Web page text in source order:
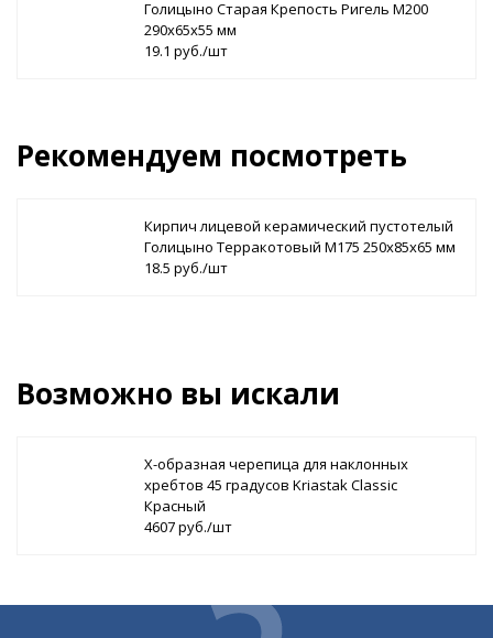
Голицыно Старая Крепость Ригель М200
290х65х55 мм
19.1 руб./шт
Рекомендуем посмотреть
Кирпич лицевой керамический пустотелый
Голицыно Терракотовый М175 250х85х65 мм
18.5 руб./шт
Возможно вы искали
Х-образная черепица для наклонных
хребтов 45 градусов Kriastak Classic
Красный
4607 руб./шт